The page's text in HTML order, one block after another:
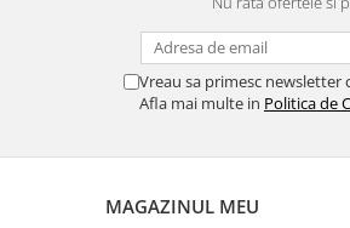
Ghilotine și Trimmere
Calculatoare de birou
Scaune, birouri si produse
Vreau sa primesc
Afla mai multe in Politica de
MAGAZINUL MEU